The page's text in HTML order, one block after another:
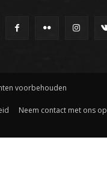
voorbehouden
Neem contact met ons op